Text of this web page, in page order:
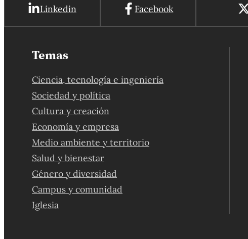
Linkedin Facebook
Temas
Ciencia, tecnología e ingeniería
Sociedad y política
Cultura y creación
Economía y empresa
Medio ambiente y territorio
Salud y bienestar
Género y diversidad
Campus y comunidad
Iglesia